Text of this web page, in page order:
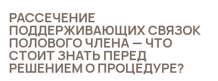
РАССЕЧЕНИЕ
ПОДДЕРЖИВАЮЩИХ СВЯЗОК
ПОЛОВОГО ЧЛЕНА — ЧТО
СТОИТ ЗНАТЬ ПЕРЕД
РЕШЕНИЕМ О ПРОЦЕДУРЕ?